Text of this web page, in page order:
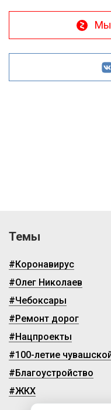
Мы
Темы
#Коронавирус
#Олег Николаев
#Чебоксары
#Ремонт дорог
#Нацпроекты
#100-летие
#Благоустройство
#ЖКХ